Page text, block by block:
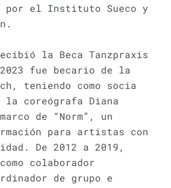
por el Instituto Sueco y
la Beca Tanzpraxis
fue becario de la
teniendo como socia
la coreógrafa Diana
de “Norm”, un
para artistas con
De 2012 a 2019,
colaborador
de grupo e